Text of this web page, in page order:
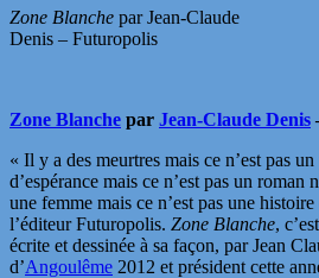
Zone Blanche par Jean-Claude
Denis – Futuropolis
Zone Blanche par Jean-Claude Denis
« Il y a des meurtres mais ce n’est pas
d’espérance mais ce n’est pas un
une femme mais ce n’est pas une
l’éditeur Futuropolis. Zone Blanche,
écrite et dessinée à sa façon, par Jean
d’Angoulême 2012 et président cette